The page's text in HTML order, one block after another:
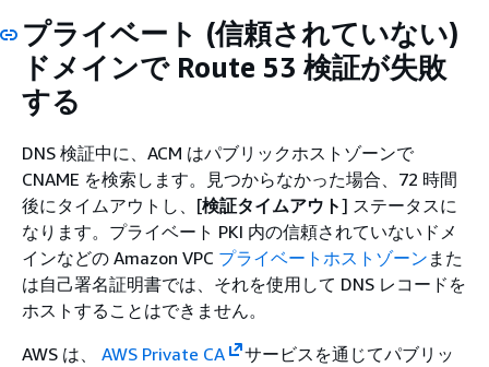
プライベート (信頼されていない)
ドメインで Route 53 検証が失敗
する
DNS 検証中に、ACM はパブリックホストゾーンで
CNAME を検索します。見つからなかった場合、72 時間
後にタイムアウトし、[検証タイムアウト] ステータスに
なります。プライベート PKI 内の信頼されていないドメ
インなどの Amazon VPC プライベートホストゾーン また
は自己署名証明書では、それを使用して DNS レコードを
ホストすることはできません。
AWS は、 AWS Private CA
サービスを通じてパブリッ